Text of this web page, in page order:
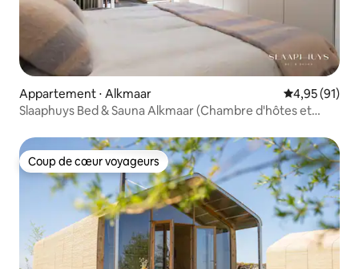
Appartement ⋅ Alkmaar Évaluation
4,95 (91)
Slaaphuys Bed & Sauna Alkmaar (Chambre d'hôtes et
Coup de cœur voyageurs
Coup de cœur voyageurs